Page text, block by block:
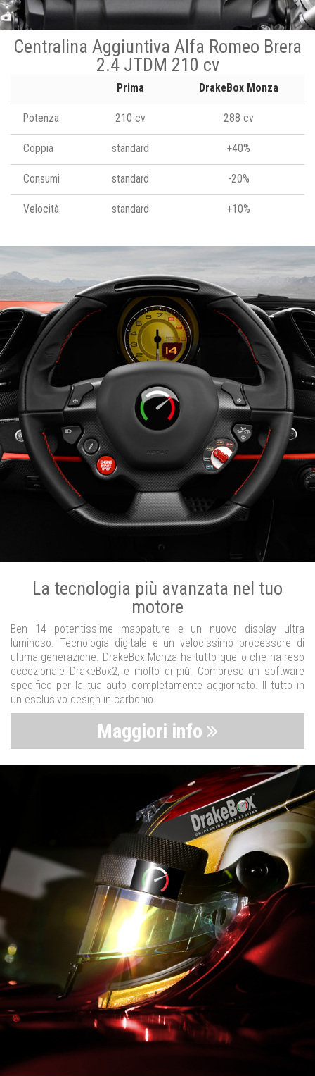
Centralina Aggiuntiva Alfa Romeo Brera
2.4 JTDM 210 cv
Prima DrakeBox Monza
Potenza 210 cv 288 cv
Coppia standard +40%
Consumi standard -20%
Velocità standard +10%
La tecnologia più avanzata nel tuo
motore
Ben 14 potentissime mappature e un nuovo display ultra
luminoso. Tecnologia digitale e un velocissimo processore di
ultima generazione. DrakeBox Monza ha tutto quello che ha reso
eccezionale DrakeBox2, e molto di più. Compreso un software
specifico per la tua auto completamente aggiornato. Il tutto in
un esclusivo design in carbonio.
Maggiori info